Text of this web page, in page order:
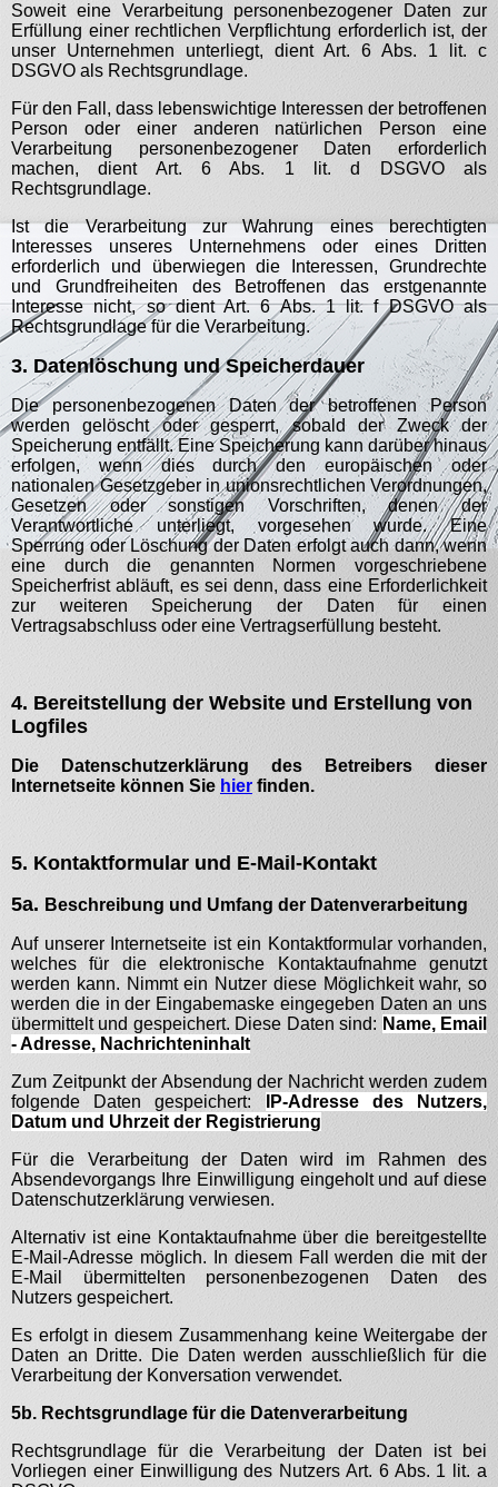
Soweit eine Verarbeitung personenbezogener Daten zur
Erfüllung einer rechtlichen Verpflichtung erforderlich ist, der
unser Unternehmen unterliegt, dient Art. 6 Abs. 1 lit. c
DSGVO als Rechtsgrundlage.
Für den Fall, dass lebenswichtige Interessen der betroffenen
Person oder einer anderen natürlichen Person eine
Verarbeitung personenbezogener Daten erforderlich
machen, dient Art. 6 Abs. 1 lit. d DSGVO als
Rechtsgrundlage.
Ist die Verarbeitung zur Wahrung eines berechtigten
Interesses unseres Unternehmens oder eines Dritten
erforderlich und überwiegen die Interessen, Grundrechte
und Grundfreiheiten des Betroffenen das erstgenannte
Interesse nicht, so dient Art. 6 Abs. 1 lit. f DSGVO als
Rechtsgrundlage für die Verarbeitung.
3. Datenlöschung und Speicherdauer
Die personenbezogenen Daten der betroffenen Person
werden gelöscht oder gesperrt, sobald der Zweck der
Speicherung entfällt. Eine Speicherung kann darüber hinaus
erfolgen, wenn dies durch den europäischen oder
nationalen Gesetzgeber in unionsrechtlichen Verordnungen,
Gesetzen oder sonstigen Vorschriften, denen der
Verantwortliche unterliegt, vorgesehen wurde. Eine
Sperrung oder Löschung der Daten erfolgt auch dann, wenn
eine durch die genannten Normen vorgeschriebene
Speicherfrist abläuft, es sei denn, dass eine Erforderlichkeit
zur weiteren Speicherung der Daten für einen
Vertragsabschluss oder eine Vertragserfüllung besteht.
4. Bereitstellung der Website und Erstellung von
Logfiles
Die Datenschutzerklärung des Betreibers dieser
Internetseite können Sie hier finden.
5. Kontaktformular und E-Mail-Kontakt
5a. Beschreibung und Umfang der Datenverarbeitung
Auf unserer Internetseite ist ein Kontaktformular vorhanden,
welches für die elektronische Kontaktaufnahme genutzt
werden kann. Nimmt ein Nutzer diese Möglichkeit wahr, so
werden die in der Eingabemaske eingegeben Daten an uns
übermittelt und gespeichert. Diese Daten sind: Name, Email
- Adresse, Nachrichteninhalt
Zum Zeitpunkt der Absendung der Nachricht werden zudem
folgende Daten gespeichert:
IP-Adresse des Nutzers,
Datum und Uhrzeit der Registrierung
Für die Verarbeitung der Daten wird im Rahmen des
Absendevorgangs Ihre Einwilligung eingeholt und auf diese
Datenschutzerklärung verwiesen.
Alternativ ist eine Kontaktaufnahme über die bereitgestellte
E-Mail-Adresse möglich. In diesem Fall werden die mit der
E-Mail übermittelten personenbezogenen Daten des
Nutzers gespeichert.
Es erfolgt in diesem Zusammenhang keine Weitergabe der
Daten an Dritte. Die Daten werden ausschließlich für die
Verarbeitung der Konversation verwendet.
5b. Rechtsgrundlage für die Datenverarbeitung
Rechtsgrundlage für die Verarbeitung der Daten ist bei
Vorliegen einer Einwilligung des Nutzers Art. 6 Abs. 1 lit. a